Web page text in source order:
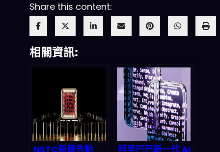
Share this content:
相關資訊:
NSTC新報告點
阿里巴巴新一代 AI